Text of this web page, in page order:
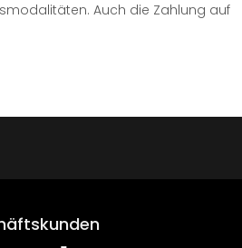
Auch die Zahlung auf